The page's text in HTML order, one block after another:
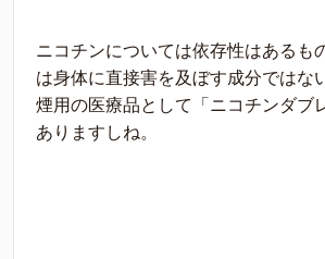
ニコチンについては依存性はあるも
は身体に直接害を及ぼす成分ではな
煙用の医療品として「ニコチンダブ
ありますしね。